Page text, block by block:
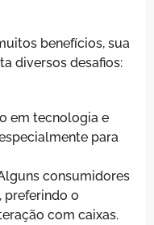
benefícios, sua
diversos desafios:
em tecnologia e
para
consumidores
preferindo o
com caixas.